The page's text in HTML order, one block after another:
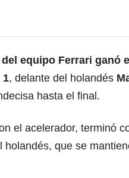
equipo Ferrari ganó
1, delante del holandés
hasta el final.
el acelerador, terminó
que se